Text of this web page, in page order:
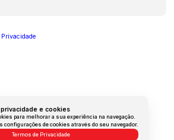
e cookies
para melhorar a sua experiência na navegação.
configurações de cookies através do seu navegador.
Termos de Privacidade
Privacidade